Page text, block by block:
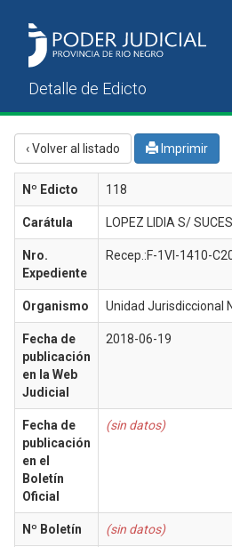
‹ Volver al listado Imprimir
Nº Edicto 118
Carátula LOPEZ LIDIA S/
Nro.
Expediente
Recep.:F-1VI-1410-
Organismo Unidad Jurisdiccional
Fecha de
publicación
en la Web
Judicial
2018-06-19
Fecha de
publicación
en el
Boletín
Oficial
(sin datos)
Nº Boletín (sin datos)